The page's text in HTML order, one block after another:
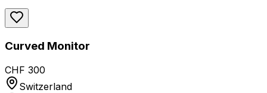
Curved Monitor
CHF 300
Switzerland